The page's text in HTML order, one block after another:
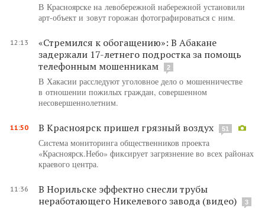
В Красноярске на левобережной набережной установили
арт-объект и зовут горожан фотографироваться с ним.
12:13
«Стремился к обогащению»: В Абакане
задержали 17-летнего подростка за помощь
телефонным мошенникам
2
В Хакасии расследуют уголовное дело о мошенничестве
в отношении пожилых граждан, совершенном
несовершеннолетним.
11:50 В Красноярск пришел грязный воздух 51
Система мониторинга общественников проекта
«Красноярск.Небо» фиксирует загрязнение во всех районах
краевого центра.
11:36
В Норильске эффектно снесли трубы
неработающего Никелевого завода (видео)
3